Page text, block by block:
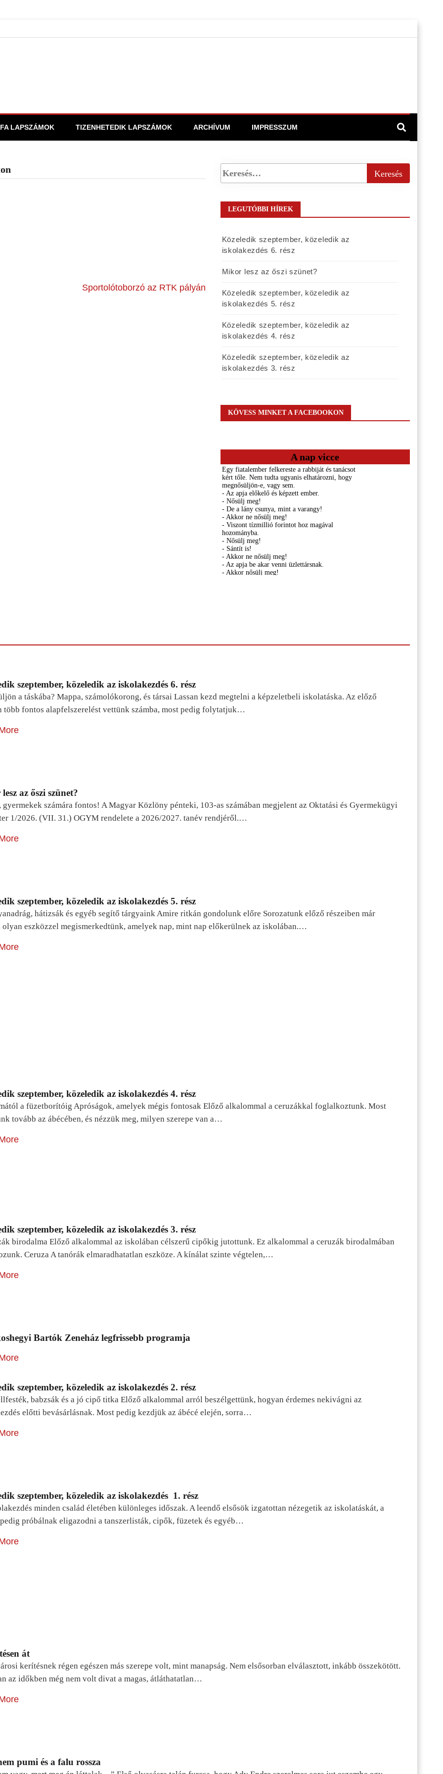
LAPSZÁMOK TIZENHETEDIK LAPSZÁMOK ARCHÍVUM IMPRESSZUM
Sportolótoborzó az RTK pályán
LEGUTÓBBI HÍREK
Közeledik szeptember, közeledik az
iskolakezdés 6. rész
Mikor lesz az őszi szünet?
Közeledik szeptember, közeledik az
iskolakezdés 5. rész
Közeledik szeptember, közeledik az
iskolakezdés 4. rész
Közeledik szeptember, közeledik az
iskolakezdés 3. rész
KÖVESS MINKET A FACEBOOKON
A nap vicce
szeptember, közeledik az iskolakezdés 6. rész
a táskába? Mappa, számolókorong, és társai Lassan kezd megtelni a képzeletbeli iskolatáska. Az előző
több fontos alapfelszerelést vettünk számba, most pedig folytatjuk…
az őszi szünet?
gyermekek számára fontos! A Magyar Közlöny pénteki, 103-as számában megjelent az Oktatási és Gyermekügyi
1/2026. (VII. 31.) OGYM rendelete a 2026/2027. tanév rendjéről.…
szeptember, közeledik az iskolakezdés 5. rész
hátizsák és egyéb segítő tárgyaink Amire ritkán gondolunk előre Sorozatunk előző részeiben már
olyan eszközzel megismerkedtünk, amelyek nap, mint nap előkerülnek az iskolában.…
szeptember, közeledik az iskolakezdés 4. rész
a füzetborítóig Apróságok, amelyek mégis fontosak Előző alkalommal a ceruzákkal foglalkoztunk. Most
tovább az ábécében, és nézzük meg, milyen szerepe van a…
szeptember, közeledik az iskolakezdés 3. rész
birodalma Előző alkalommal az iskolában célszerű cipőkig jutottunk. Ez alkalommal a ceruzák birodalmában
Ceruza A tanórák elmaradhatatlan eszköze. A kínálat szinte végtelen,…
Bartók Zeneház legfrissebb programja
szeptember, közeledik az iskolakezdés 2. rész
babzsák és a jó cipő titka Előző alkalommal arról beszélgettünk, hogyan érdemes nekivágni az
előtti bevásárlásnak. Most pedig kezdjük az ábécé elején, sorra…
szeptember, közeledik az iskolakezdés 1. rész
minden család életében különleges időszak. A leendő elsősök izgatottan nézegetik az iskolatáskát, a
próbálnak eligazodni a tanszerlisták, cipők, füzetek és egyéb…
át
kerítésnek régen egészen más szerepe volt, mint manapság. Nem elsősorban elválasztott, inkább összekötött.
az időkben még nem volt divat a magas, átláthatatlan…
pumi és a falu rossza